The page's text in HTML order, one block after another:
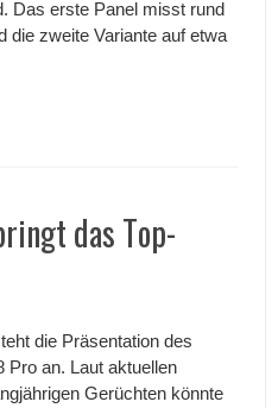
Das erste Panel misst rund
die zweite Variante auf etwa
das Top-
die Präsentation des
Pro an. Laut aktuellen
Gerüchten könnte